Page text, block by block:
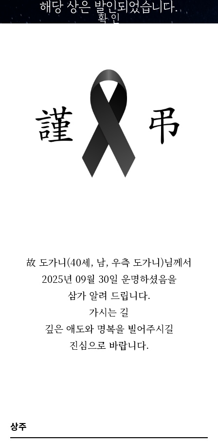
해당 상은 발인되었습니다.
확 인
故 도가니(40세, 남, 우측 도가니)님께서
2025년 09월 30일 운명하셨음을
삼가 알려 드립니다.
가시는 길
깊은 애도와 명복을 빌어주시길
진심으로 바랍니다.
상주